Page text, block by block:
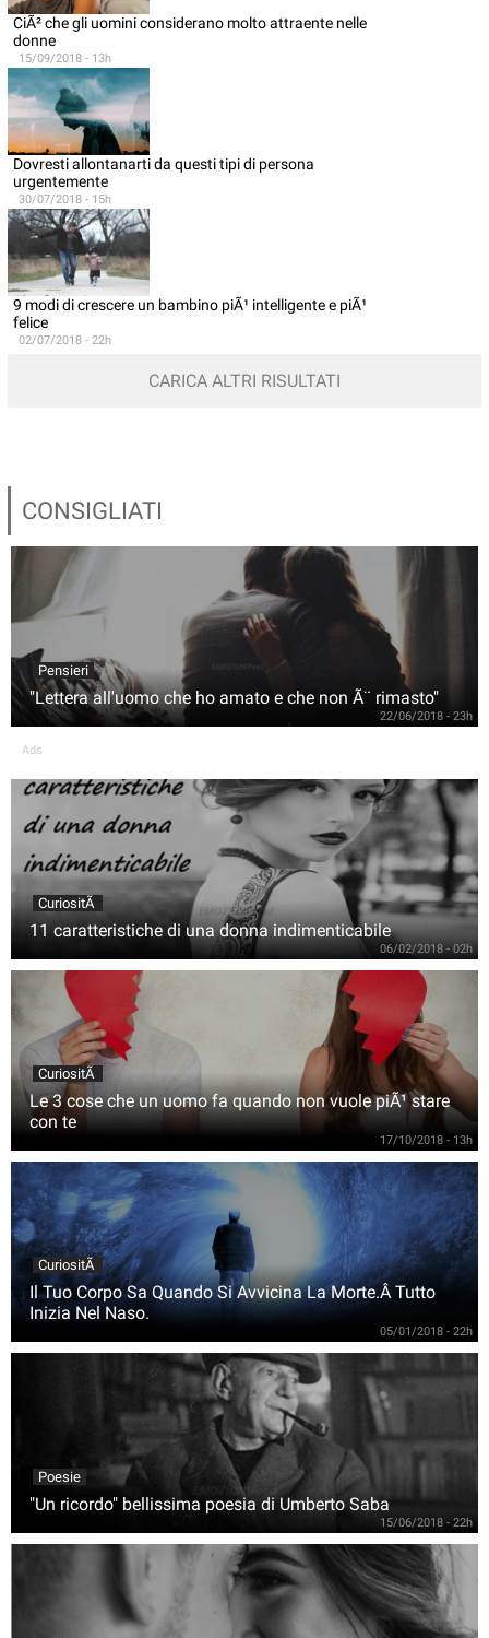
CiÃ² che gli uomini considerano molto attraente nelle
donne
15/09/2018 - 13h
Dovresti allontanarti da questi tipi di persona
urgentemente
30/07/2018 - 15h
9 modi di crescere un bambino piÃ¹ intelligente e piÃ¹
felice
02/07/2018 - 22h
CARICA ALTRI RISULTATI
CONSIGLIATI
Pensieri
"Lettera all'uomo che ho amato e che non Ã¨ rimasto"
22/06/2018 - 23h
Ads
CuriositÃ
11 caratteristiche di una donna indimenticabile
06/02/2018 - 02h
CuriositÃ
Le 3 cose che un uomo fa quando non vuole piÃ¹ stare
con te
17/10/2018 - 13h
CuriositÃ
Il Tuo Corpo Sa Quando Si Avvicina La Morte.Â Tutto
Inizia Nel Naso.
05/01/2018 - 22h
Poesie
"Un ricordo" bellissima poesia di Umberto Saba
15/06/2018 - 22h